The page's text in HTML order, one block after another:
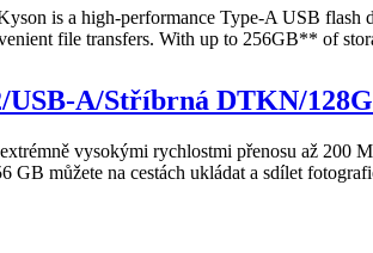
is a high-performance Type-A USB flash
file transfers. With up to 256GB** of
USB-A/Stříbrná DTKN/
vysokými rychlostmi přenosu až 200
můžete na cestách ukládat a sdílet